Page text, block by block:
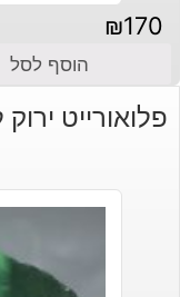
₪170
הוסף לסל
פלואורייט ירוק